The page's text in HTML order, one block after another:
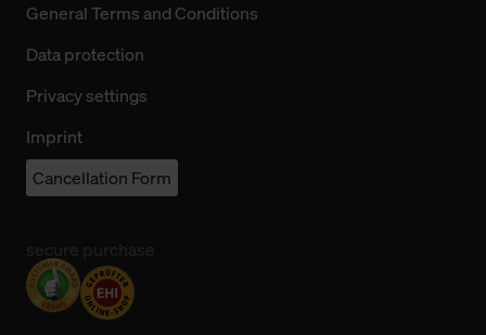
General Terms and Conditions
Data protection
Privacy settings
Imprint
Cancellation Form